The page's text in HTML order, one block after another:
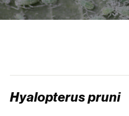
Arañuelo del ciruelo (
xanthenes
Hyalopterus pruni